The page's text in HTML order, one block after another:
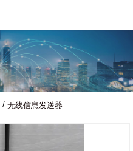
/ 无线信息发送器